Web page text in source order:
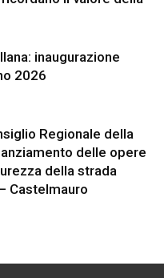
inaugurazione
2026
Regionale della
delle opere
della strada
Castelmauro